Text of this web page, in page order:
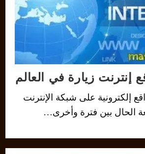
إلكترونية على شبكة الإنترنت
الحال بين فترة وأخرى…